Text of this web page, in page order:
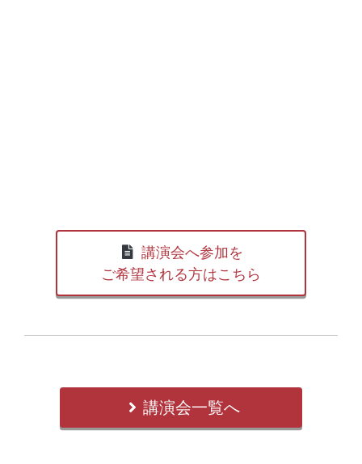
講演会へ参加を
ご希望される方はこちら
講演会一覧へ